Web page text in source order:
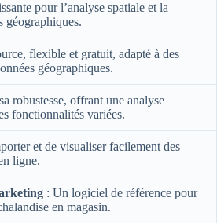
pour l’analyse spatiale et la
géographiques.
flexible et gratuit, adapté à des
géographiques.
robustesse, offrant une analyse
fonctionnalités variées.
et de visualiser facilement des
ligne.
: Un logiciel de référence pour
en magasin.